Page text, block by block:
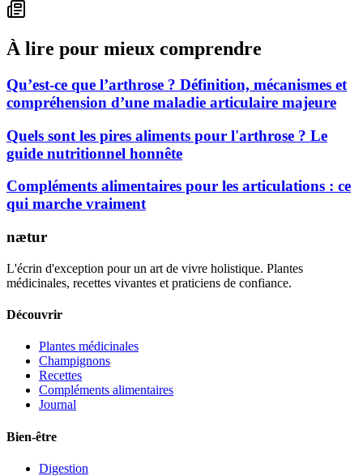
À lire pour mieux comprendre
Qu’est-ce que l’arthrose ? Définition, mécanismes et
compréhension d’une maladie articulaire majeure
Quels sont les pires aliments pour l'arthrose ? Le
guide nutritionnel honnête
Compléments alimentaires pour les articulations : ce
qui marche vraiment
nætur
L'écrin d'exception pour un art de vivre holistique. Plantes
médicinales, recettes vivantes et praticiens de confiance.
Découvrir
Plantes médicinales
Champignons
Recettes
Compléments alimentaires
Journal
Bien-être
Digestion